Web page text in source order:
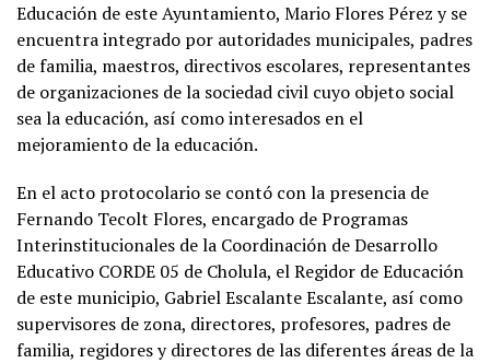
Educación de este Ayuntamiento, Mario Flores Pérez y se
encuentra integrado por autoridades municipales, padres
de familia, maestros, directivos escolares, representantes
de organizaciones de la sociedad civil cuyo objeto social
sea la educación, así como interesados en el
mejoramiento de la educación.
En el acto protocolario se contó con la presencia de
Fernando Tecolt Flores, encargado de Programas
Interinstitucionales de la Coordinación de Desarrollo
Educativo CORDE 05 de Cholula, el Regidor de Educación
de este municipio, Gabriel Escalante Escalante, así como
supervisores de zona, directores, profesores, padres de
familia, regidores y directores de las diferentes áreas de la